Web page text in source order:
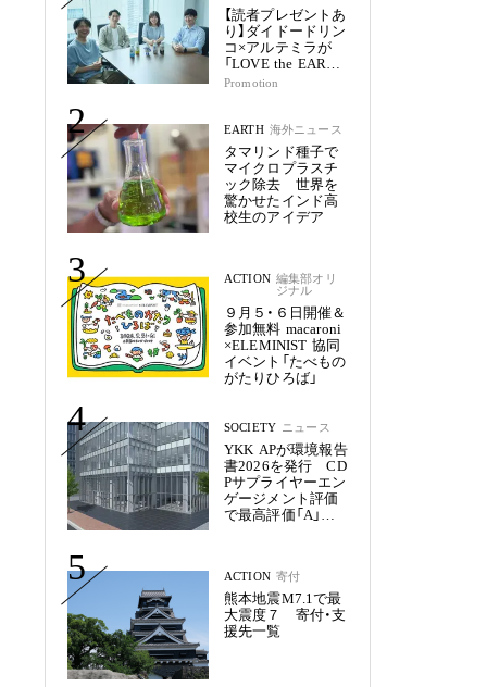
【読者プレゼントあ
り】ダイドードリン
コ×アルテミラが
「LOVE the EARTH
シリーズ」で目指す
Promotion
2 EARTH 海外ニュース
タマリンド種子で
マイクロプラスチ
ック除去 世界を
驚かせたインド高
校生のアイデア
3 ACTION 編集部オリ
ジナル
９月５・６日開催＆
参加無料 macaroni
×ELEMINIST 協同
イベント「たべもの
がたりひろば」
4 SOCIETY ニュース
YKK APが環境報告
書2026を発行 CD
Pサプライヤーエン
ゲージメント評価
で最高評価「A」を
5 ACTION 寄付
熊本地震M7.1で最
大震度７ 寄付・支
援先一覧